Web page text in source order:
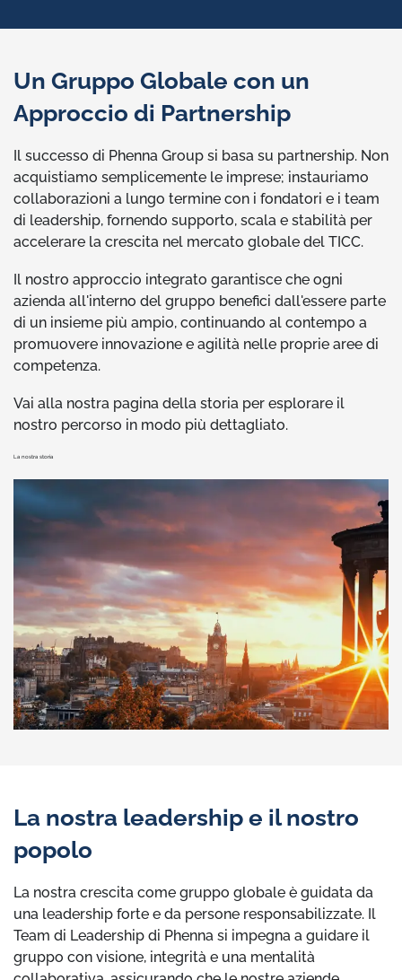
Un Gruppo Globale con un
Approccio di Partnership
Il successo di Phenna Group si basa su partnership. Non
acquistiamo semplicemente le imprese; instauriamo
collaborazioni a lungo termine con i fondatori e i team
di leadership, fornendo supporto, scala e stabilità per
accelerare la crescita nel mercato globale del TICC.
Il nostro approccio integrato garantisce che ogni
azienda all'interno del gruppo benefici dall'essere parte
di un insieme più ampio, continuando al contempo a
promuovere innovazione e agilità nelle proprie aree di
competenza.
Vai alla nostra pagina della storia per esplorare il
nostro percorso in modo più dettagliato.
La nostra storia
La nostra leadership e il nostro
popolo
La nostra crescita come gruppo globale è guidata da
una leadership forte e da persone responsabilizzate. Il
Team di Leadership di Phenna si impegna a guidare il
gruppo con visione, integrità e una mentalità